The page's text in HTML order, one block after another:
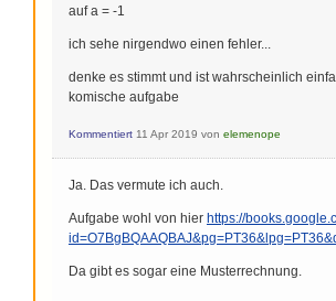
auf a = -1
ich sehe nirgendwo einen fehler...
denke es stimmt und ist wahrscheinlich
komische aufgabe
Kommentiert 11 Apr 2019 von elemenope
Ja. Das vermute ich auch.
Aufgabe wohl von hier https://
Da gibt es sogar eine Musterrechnung.